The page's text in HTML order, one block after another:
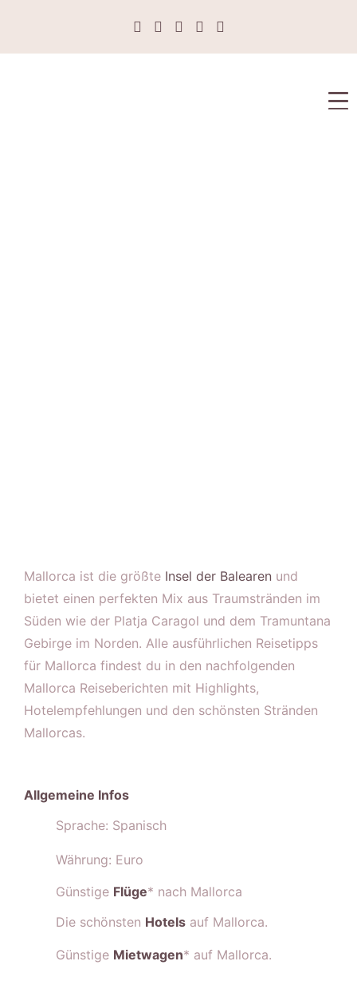
Mallorca ist die größte Insel der Balearen und
bietet einen perfekten Mix aus Traumstränden im
Süden wie der Platja Caragol und dem Tramuntana
Gebirge im Norden. Alle ausführlichen Reisetipps
für Mallorca findest du in den nachfolgenden
Mallorca Reiseberichten mit Highlights,
Hotelempfehlungen und den schönsten Stränden
Mallorcas.
Allgemeine Infos
Sprache: Spanisch
Währung: Euro
Günstige Flüge* nach Mallorca
Die schönsten Hotels auf Mallorca.
Günstige Mietwagen* auf Mallorca.